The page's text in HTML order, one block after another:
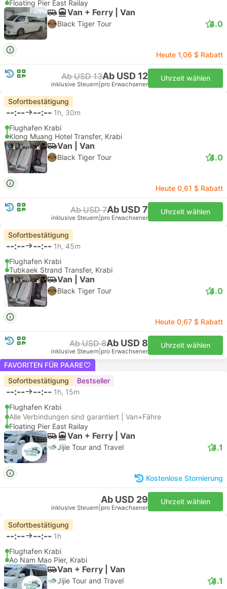
Floating Pier East Railay
Van + Ferry | Van
Black Tiger Tour 4.0
Heute 1,06 $ Rabatt
Ab USD 13Ab USD 12
inklusive Steuern pro Erwachsener
Uhrzeit wählen
Sofortbestätigung
--:-- --:-- 1h, 30m
Flughafen Krabi
Klong Muang Hotel Transfer, Krabi
Van | Van
Black Tiger Tour 4.0
Heute 0,61 $ Rabatt
Ab USD 7Ab USD 7
inklusive Steuern pro Erwachsener
Uhrzeit wählen
Sofortbestätigung
--:-- --:-- 1h, 45m
Flughafen Krabi
Tubkaek Strand Transfer, Krabi
Van | Van
Black Tiger Tour 4.0
Heute 0,67 $ Rabatt
Ab USD 8Ab USD 8
inklusive Steuern pro Erwachsener
Uhrzeit wählen
FAVORITEN FÜR PAARE
Sofortbestätigung
Bestseller
--:-- --:-- 1h, 15m
Flughafen Krabi
Alle Verbindungen sind garantiert | Van+Fähre
Floating Pier East Railay
Van + Ferry | Van
Jijie Tour and Travel 4.1
Kostenlose Stornierung
Ab USD 29
inklusive Steuern pro Erwachsener
Uhrzeit wählen
Sofortbestätigung
--:-- --:-- 1h
Flughafen Krabi
Ao Nam Mao Pier, Krabi
Van + Ferry | Van
Jijie Tour and Travel 4.1